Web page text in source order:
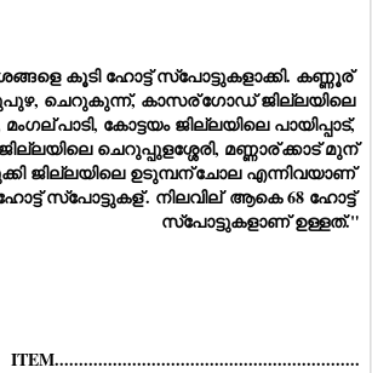
ഇന്ന് 9 പ്രദേശങ്ങളെ കൂടി ഹോട്ട് സ്‌പോട്ടുകളാക്കി. കണ്ണൂര്
ചെറുകുന്ന്, കാസര്ഗോഡ് ജില്ലയിലെ
മംഗല്പാടി, കോട്ടയം ജില്ലയിലെ പായിപ്പാട്,
ചെറുപ്പുളശ്ശേരി, മണ്ണാര്ക്കാട് മുന്
ജില്ലയിലെ ഉടുമ്പന്ചോല എന്നിവയാണ്
പുതിയ ഹോട്ട് സ്‌പോട്ടുകള്. നിലവില് ആകെ 68 ഹോട്ട്
സ്‌പോട്ടുകളാണ് ഉള്ളത്."
ITEM...............................................................